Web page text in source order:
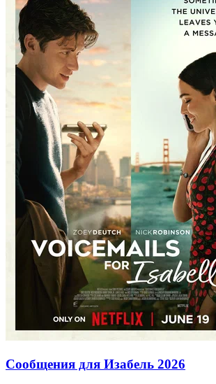
Сообщения для Изабель 2026